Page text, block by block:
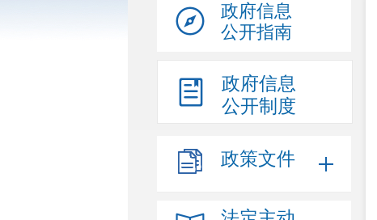
政府信息
公开指南
政府信息
公开制度
政策文件